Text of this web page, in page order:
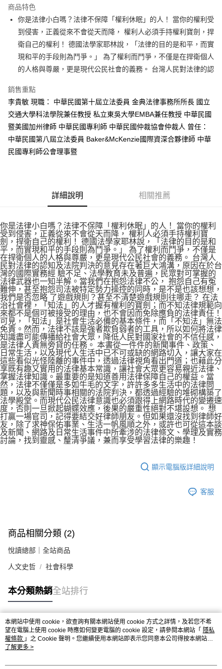
運送方式
付款後全家取貨
每筆NT$60，滿NT$499(含以上)免運費
付款後7-11取貨
每筆NT$60，滿NT$499(含以上)免運費
宅配
每筆NT$100，滿NT$499(含以上)免運費
商品特色
你是法律小白嗎？法律不保障「權利休眠」的人！ 當你的權利受
到侵害，正義從來不會從天而降， 權利人必須手持權利寶劍，捍
衛自己的權利！ 德國法學家耶林說，「法律的目的是和平，而實
現和平的手段則為鬥爭。」 為了權利而鬥爭，不僅是在捍衛個人
的人格與尊嚴，更是現代公民社會的義務。 台灣人民對法律的認
銷售重點
李貴敏 現職： 中華民國第十屆立法委員 金典法律事務所所長 國立
交通大學科法學院兼任教授 私立東吳大學EMBA兼任教授 中華民國
暨美國加州律師 中華民國專利師 中華民國仲裁協會仲裁人 曾任：
中華民國第八屆立法委員 Baker&McKenzie國際資深合夥律師 中華
民國專利師公會理事暨
詳細說明 相關推薦
你是法律小白嗎？法律不保障「權利休眠」的人！ 當你的權利
受到侵害，正義從來不會從天而降， 權利人必須手持權利寶
劍，捍衛自己的權利！ 德國法學家耶林說，「法律的目的是和
平，而實現和平的手段則為鬥爭。」 為了權利而鬥爭，不僅是
在捍衛個人的人格與尊嚴，更是現代公民社會的義務。 台灣人
民對法律的認知及法院判決的意見存在著巨大鴻溝，原因在於台
灣的國際實務經 驗不足、法學教育未及普遍，民眾對可掌握的
法律武器也一知半解。當我們在抱怨法律不公， 抱怨自己有冤
難伸，甚至抱怨司法被特定勢力操控的同時，是不是也該想想，
我們是否忽略 了遊戲規則？甚至不清楚遊戲規則往哪走？ 在法
治社會裡，「知法」的人才握有權利的寶劍；而不知法律規範向
來都不是個可被接受的理由，也不會因而免除應負的法律責任！
可見，「知法」是社會生活必備的基本條件，而「不知法」無法
免責。然而，法律不該是強者欺負弱者的工具，所以如何將法律
知識盡可能傳播給社會大眾，降低人民對國家社會的不信任感，
是法律人責無旁貸的任務。 本書從一件件的新聞事件、政策、
日常生活，以及現代人生活中已不可或缺的網路切入，讓大家在
這些看似光怪陸離的事件中，透過法律視角看出門道；也藉此分
享既有趣又實用的法律基本常識，讓社會大眾更容易親近法律、
掌握法律知識。最重要的是知道善用法律保障自己的權益。當
然，法律不僅僅是多如牛毛的文字，許許多多生活中的法律問
題，以及與新聞時事相關的法院判決，都透過經驗的堆砌構築了
法學殿堂。而現代公民法律意識也必須跟得上網路時代的變遷速
度，否則一旦掀起蝴蝶效應，後果的嚴重性絕對不堪設想。 想
打贏一場官司，記得要結交好律師朋友。但如果還沒找到律師好
友，除了求神保佑事業、生活一帆風順之外，或許也可從這本談
及新聞、網路及日常生活事件中所牽涉的法律條文、學理及實務
討論，找到靈感、釐清爭議，兼而享受學習法律的樂趣！
顯示電腦版詳細說明
客服
商品相關分類 (2)
悅讀總部｜全站商品
人文史哲 社會科學
本分類熱銷全站排行
熱門標籤
本網站中使用 cookie，欲查詢有關本網站使用 cookie 方式之詳情，及若您不希
望在電腦上使用 cookie 時應如何變更電腦的 cookie 設定，請參閱本網站「 隱私
權條款 」之 Cookie 聲明。您繼續使用本網站即表示您同意本公司得按本網站使
用條款之 Cookie 聲明使用 cookie。
了解更多 >